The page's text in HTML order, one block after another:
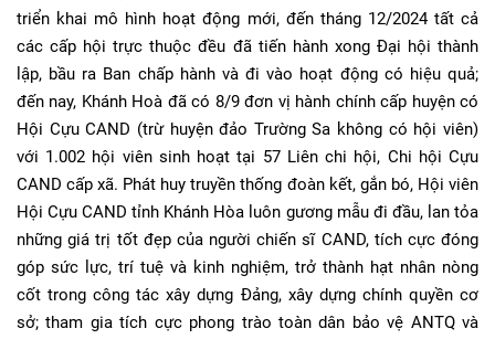
triển khai mô hình hoạt động mới, đến tháng 12/2024 tất cả
các cấp hội trực thuộc đều đã tiến hành xong Đại hội thành
lập, bầu ra Ban chấp hành và đi vào hoạt động có hiệu quả;
đến nay, Khánh Hoà đã có 8/9 đơn vị hành chính cấp huyện có
Hội Cựu CAND (trừ huyện đảo Trường Sa không có hội viên)
với 1.002 hội viên sinh hoạt tại 57 Liên chi hội, Chi hội Cựu
CAND cấp xã. Phát huy truyền thống đoàn kết, gắn bó, Hội viên
Hội Cựu CAND tỉnh Khánh Hòa luôn gương mẫu đi đầu, lan tỏa
những giá trị tốt đẹp của người chiến sĩ CAND, tích cực đóng
góp sức lực, trí tuệ và kinh nghiệm, trở thành hạt nhân nòng
cốt trong công tác xây dựng Đảng, xây dựng chính quyền cơ
sở; tham gia tích cực phong trào toàn dân bảo vệ ANTQ và